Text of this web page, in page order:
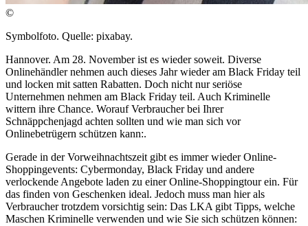
©
Symbolfoto. Quelle: pixabay.
Hannover. Am 28. November ist es wieder soweit. Diverse
Onlinehändler nehmen auch dieses Jahr wieder am Black Friday teil
und locken mit satten Rabatten. Doch nicht nur seriöse
Unternehmen nehmen am Black Friday teil. Auch Kriminelle
wittern ihre Chance. Worauf Verbraucher bei Ihrer
Schnäppchenjagd achten sollten und wie man sich vor
Onlinebetrügern schützen kann:.
Gerade in der Vorweihnachtszeit gibt es immer wieder Online-
Shoppingevents: Cybermonday, Black Friday und andere
verlockende Angebote laden zu einer Online-Shoppingtour ein. Für
das finden von Geschenken ideal. Jedoch muss man hier als
Verbraucher trotzdem vorsichtig sein: Das LKA gibt Tipps, welche
Maschen Kriminelle verwenden und wie Sie sich schützen können: